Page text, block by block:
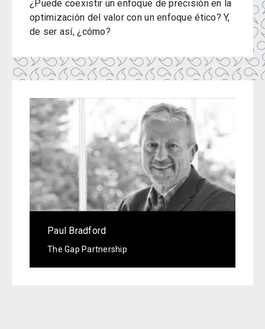
¿Puede coexistir un enfoque de precisión en la
optimización del valor con un enfoque ético? Y,
de ser así, ¿cómo?
Paul Bradford
The Gap Partnership